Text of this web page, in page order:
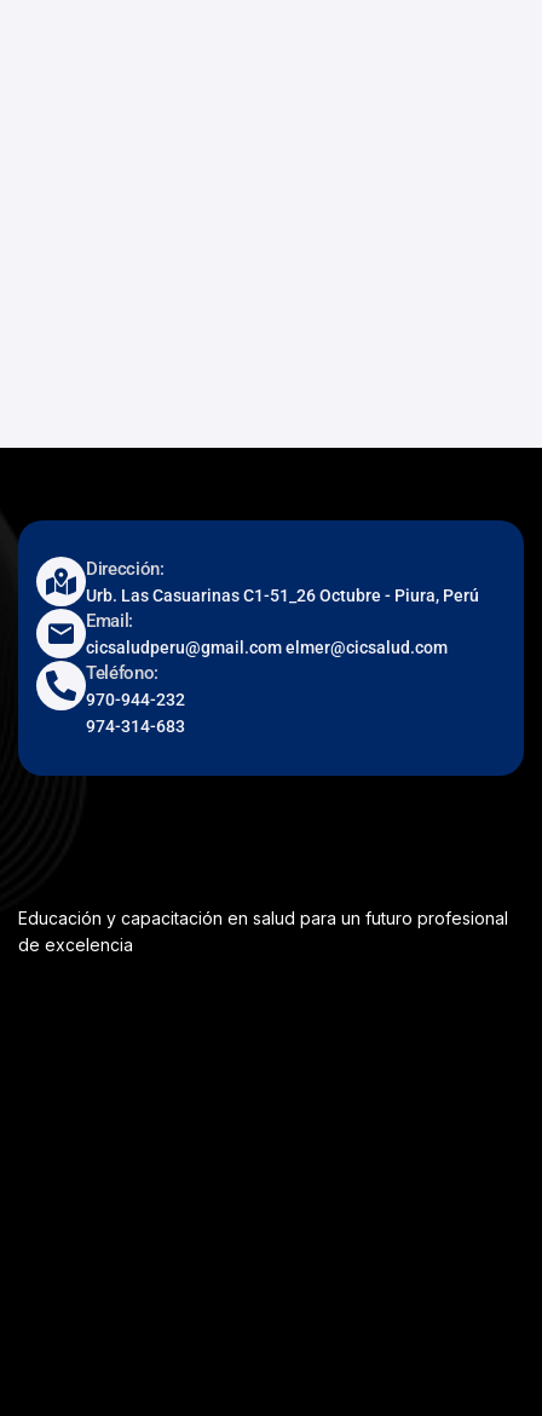
Dirección:
Urb. Las Casuarinas C1-51_26 Octubre - Piura, Perú
Email:
cicsaludperu@gmail.com elmer@cicsalud.com
Teléfono:
970-944-232
974-314-683
Educación y capacitación en salud para un futuro profesional
de excelencia